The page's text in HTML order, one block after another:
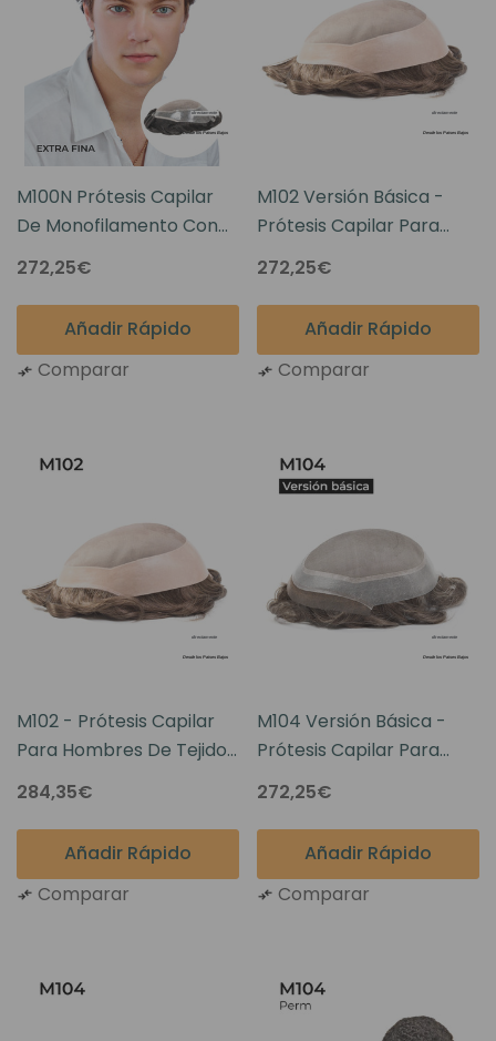
M100N Prótesis Capilar
De Monofilamento Con
Poliuretano
272,25€
Añadir Rápido
Comparar
M102 Versión Básica -
Prótesis Capilar Para
Hombres De Seda
Monofilamento
272,25€
Añadir Rápido
Comparar
M102 - Prótesis Capilar
Para Hombres De Tejido
284,35€
Añadir Rápido
Comparar
M104 Versión Básica -
Prótesis Capilar Para
Monofilamento Con Una
Línea Frontal Natural
272,25€
Añadir Rápido
Comparar